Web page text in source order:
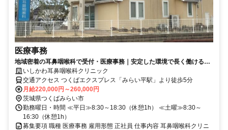
医療事務
地域密着の耳鼻咽喉科で受付・医療事務｜安定した環境で長く働ける職
場 いしかわ耳鼻咽喉科クリニック
交通アクセス つくばエクスプレス「みらい平駅」より徒歩5分
月給220,000円～260,000円
茨城県つくばみらい市
勤務曜日・時間 ≪平日≫8:30～18:30（休憩1h） ≪土曜≫8:30～
16:30（休憩1h）
募集要項 職種 医療事務 雇用形態 正社員 仕事内容 耳鼻咽喉科クリニ